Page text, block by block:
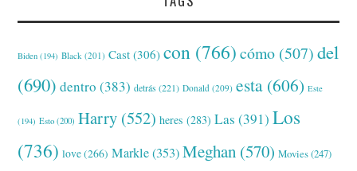
Biden (194) Black (201) Cast (306) con (766) cómo (507) del
(690) dentro (383) detrás (221) Donald (209) esta (606) Este
(194) Esto (200) Harry (552) heres (283) Las (391) Los
(736) love(266) Markle(353) Meghan (570) Movies(247)